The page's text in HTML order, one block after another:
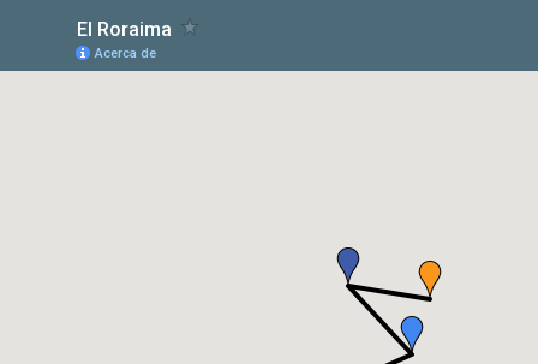
El Roraima
Acerca de